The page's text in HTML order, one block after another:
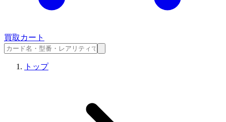
買取カート
トップ